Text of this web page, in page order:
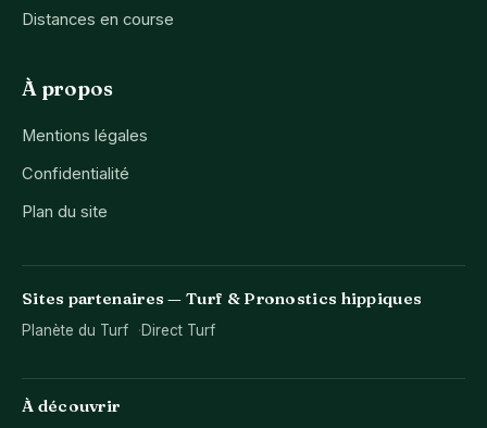
Distances en course
À propos
Mentions légales
Confidentialité
Plan du site
Sites partenaires — Turf & Pronostics hippiques
Planète du Turf Direct Turf
À découvrir